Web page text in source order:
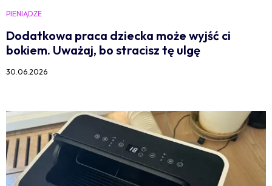
PIENIĄDZE
Dodatkowa praca dziecka może wyjść ci
bokiem. Uważaj, bo stracisz tę ulgę
30.06.2026